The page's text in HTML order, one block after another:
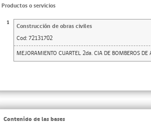
Productos o servicios
1
Construcción de obras civiles
Cod: 72131702
MEJORAMIENTO CUARTEL 2da. CIA DE BOMBEROS DE
Contenido de las bases